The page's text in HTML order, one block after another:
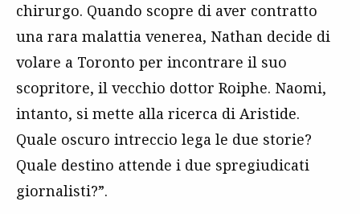
chirurgo. Quando scopre di aver contratto
una rara malattia venerea, Nathan decide di
volare a Toronto per incontrare il suo
scopritore, il vecchio dottor Roiphe. Naomi,
intanto, si mette alla ricerca di Aristide.
Quale oscuro intreccio lega le due storie?
Quale destino attende i due spregiudicati
giornalisti?”.